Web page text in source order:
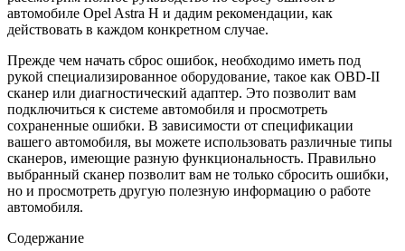
автомобиле Opel Astra H и дадим рекомендации, как
действовать в каждом конкретном случае.
Прежде чем начать сброс ошибок, необходимо иметь под
рукой специализированное оборудование, такое как OBD-II
сканер или диагностический адаптер. Это позволит вам
подключиться к системе автомобиля и просмотреть
сохраненные ошибки. В зависимости от спецификации
вашего автомобиля, вы можете использовать различные типы
сканеров, имеющие разную функциональность. Правильно
выбранный сканер позволит вам не только сбросить ошибки,
но и просмотреть другую полезную информацию о работе
автомобиля.
Содержание